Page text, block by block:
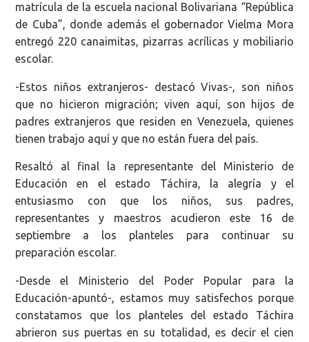
matrícula de la escuela nacional Bolivariana “República
de Cuba”, donde además el gobernador Vielma Mora
entregó 220 canaimitas, pizarras acrílicas y mobiliario
escolar.
-Estos niños extranjeros- destacó Vivas-, son niños
que no hicieron migración; viven aquí, son hijos de
padres extranjeros que residen en Venezuela, quienes
tienen trabajo aquí y que no están fuera del país.
Resaltó al final la representante del Ministerio de
Educación en el estado Táchira, la alegría y el
entusiasmo con que los niños, sus padres,
representantes y maestros acudieron este 16 de
septiembre a los planteles para continuar su
preparación escolar.
-Desde el Ministerio del Poder Popular para la
Educación-apuntó-, estamos muy satisfechos porque
constatamos que los planteles del estado Táchira
abrieron sus puertas en su totalidad, es decir el cien